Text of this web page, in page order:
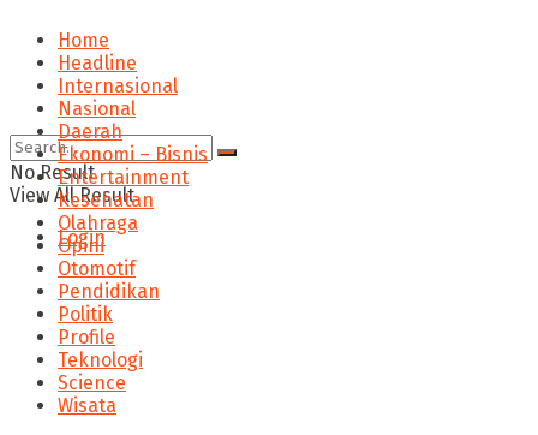
No Result
View All Result
Login
Home
Headline
Internasional
Nasional
Daerah
Ekonomi – Bisnis
Entertainment
Kesehatan
Olahraga
Opini
Otomotif
Pendidikan
Politik
Profile
Teknologi
Science
Wisata